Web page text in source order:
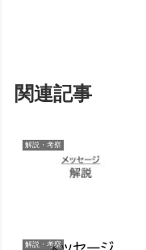
関連記事
解説・考察
解説・考察